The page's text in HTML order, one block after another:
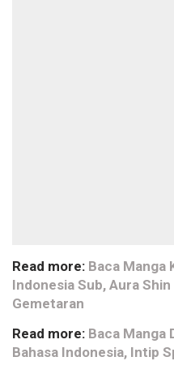
Read more: Baca Manga
Indonesia Sub, Aura
Gemetaran
Read more: Baca Manga
Bahasa Indonesia, Intip